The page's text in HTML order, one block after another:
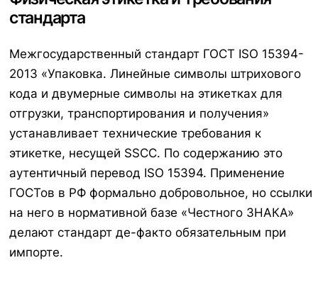
стандарта
Межгосударственный стандарт ГОСТ ISO 15394-
2013 «Упаковка. Линейные символы штрихового
кода и двумерные символы на этикетках для
отгрузки, транспортирования и получения»
устанавливает технические требования к
этикетке, несущей SSCC. По содержанию это
аутентичный перевод ISO 15394. Применение
ГОСТов в РФ формально добровольное, но ссылки
на него в нормативной базе «Честного ЗНАКА»
делают стандарт де-факто обязательным при
импорте.